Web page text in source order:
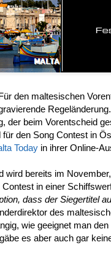
den maltesischen
der beim Vorentscheid
für den Song Contest in
Today in ihrer Online-
wird bereits im
in einer
dass der Siegertitel
des
wie geeignet man
es aber auch gar